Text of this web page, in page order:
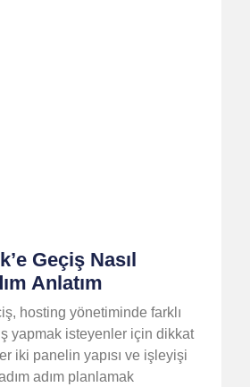
Geçiş Nasıl
Anlatım
hosting yönetiminde farklı
yapmak isteyenler için dikkat
iki panelin yapısı ve işleyişi
adım planlamak